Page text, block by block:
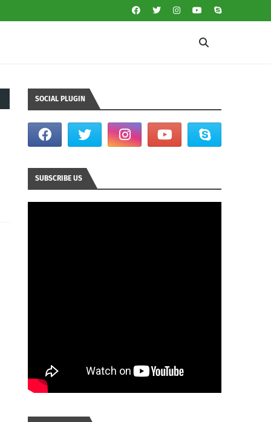
SOCIAL PLUGIN
SUBSCRIBE US